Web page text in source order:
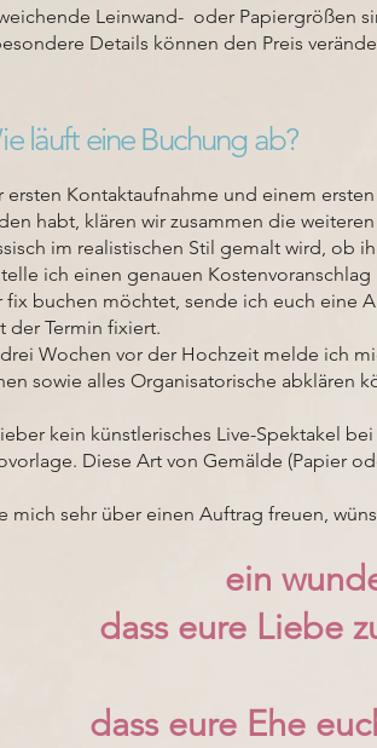
Leinwand- oder Papiergrößen
Details können den Preis
läuft eine Buchung ab?
ersten Kontaktaufnahme und einem
habt, klären wir zusammen die
im realistischen Stil gemalt wird, ob
ich einen genauen
fix buchen möchtet, sende ich euch eine
der Termin fixiert.
Wochen vor der Hochzeit melde ich
sowie alles Organisatorische abklären
kein künstlerisches Live-Spektakel
Diese Art von Gemälde (Papier
mich sehr über einen Auftrag freuen,
ein
dass eure Liebe
dass eure Ehe